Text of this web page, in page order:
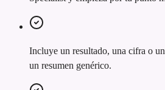
Incluye un resultado, una cifra o
un resumen genérico.